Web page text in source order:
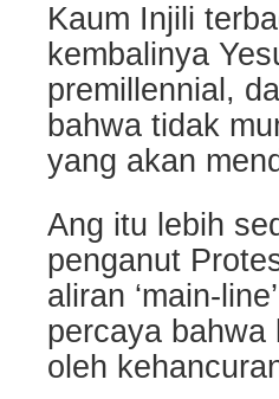
Kaum Injili
kembalinya
premillennial,
bahwa tidak
yang akan
Ang itu lebih
penganut
aliran ‘main-
percaya bahwa
oleh